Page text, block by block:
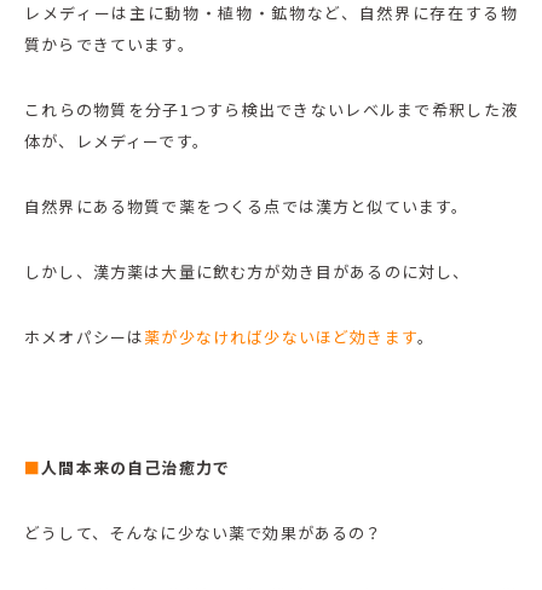
レメディーは主に動物・植物・鉱物など、自然界に存在する物
質からできています。
これらの物質を分子1つすら検出できないレベルまで希釈した液
体が、レメディーです。
自然界にある物質で薬をつくる点では漢方と似ています。
しかし、漢方薬は大量に飲む方が効き目があるのに対し、
ホメオパシーは薬が少なければ少ないほど効きます。
■人間本来の自己治癒力で
どうして、そんなに少ない薬で効果があるの？